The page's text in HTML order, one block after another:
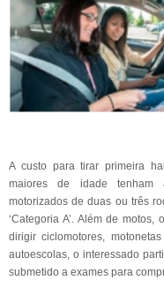
A custo para tirar primeira
maiores de idade tenham
motorizados de duas ou três
‘Categoria A’. Além de
dirigir ciclomotores,
autoescolas, o interessado
submetido a exames para